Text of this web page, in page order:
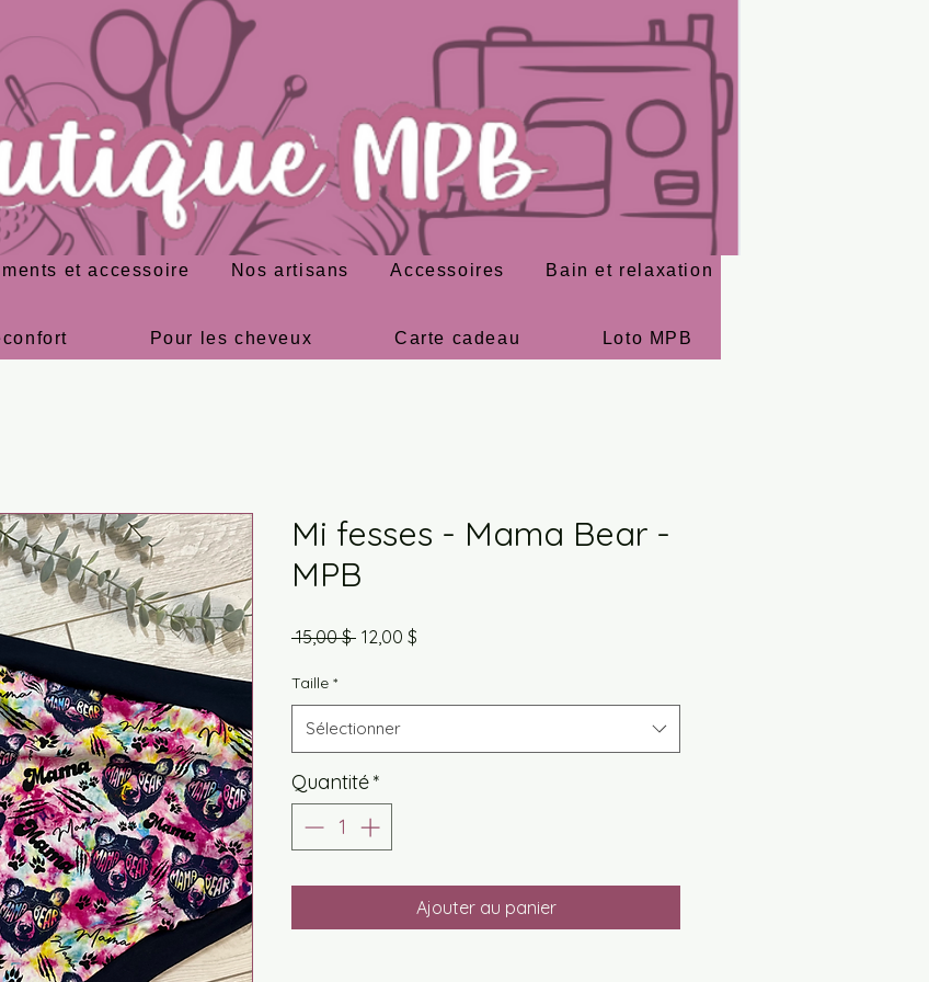
et accessoire Nos artisans Accessoires Bain et relaxation
Pour les cheveux Carte cadeau Loto MPB
Mi fesses - Mama Bear -
MPB
15,00 $ Prix
12,00 $
Taille *
Sélectionner
Quantité*
Ajouter au panier